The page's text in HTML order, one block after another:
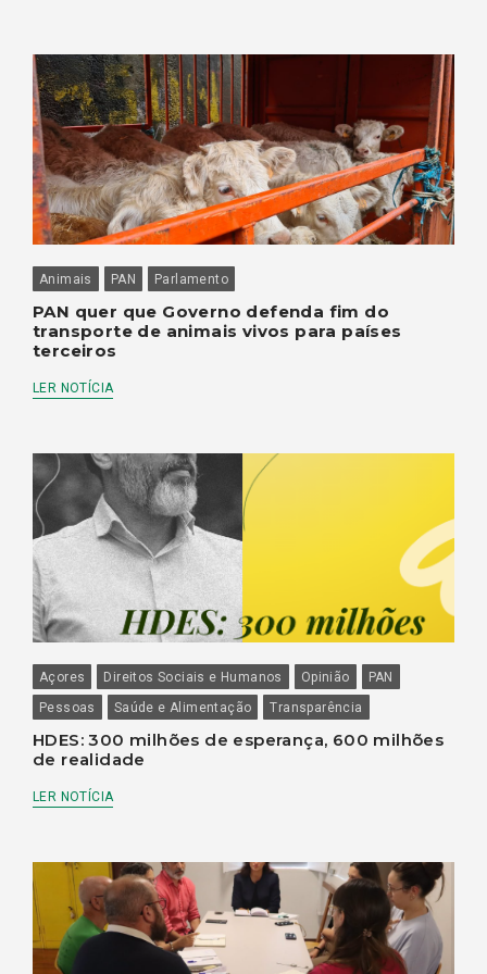
Animais PAN Parlamento
PAN quer que Governo defenda fim do
transporte de animais vivos para países
terceiros
LER NOTÍCIA
Açores Direitos Sociais e Humanos Opinião
PAN
Pessoas
Saúde e Alimentação Transparência
HDES: 300 milhões de esperança, 600 milhões
de realidade
LER NOTÍCIA